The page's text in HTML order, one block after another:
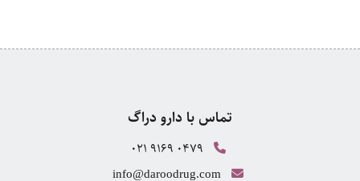
تماس با دارو دراگ
021 9169 0479
info@daroodrug.com